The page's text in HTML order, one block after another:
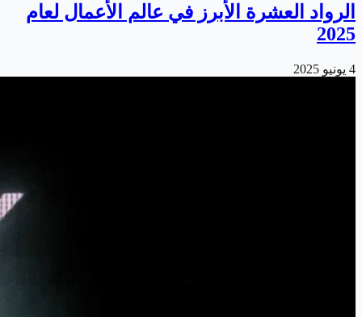
الرواد العشرة الأبرز في عالم الأعمال لعام
2025
4 يونيو 2025